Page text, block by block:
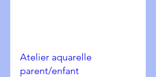
Atelier aquarelle
parent/enfant